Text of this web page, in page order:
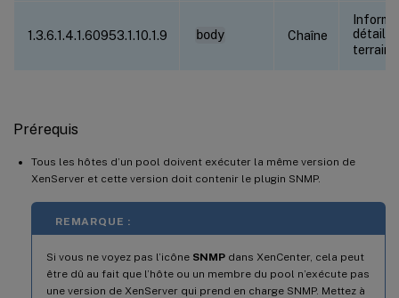
1.3.6.1.4.1.60953.1.10.1.9 body Chaîne
terrain
Prérequis
Tous les hôtes d’un pool doivent exécuter la même version de
XenServer et cette version doit contenir le plugin SNMP.
REMARQUE :
Si vous ne voyez pas l’icône SNMP dans XenCenter, cela peut
être dû au fait que l’hôte ou un membre du pool n’exécute pas
une version de XenServer qui prend en charge SNMP. Mettez à